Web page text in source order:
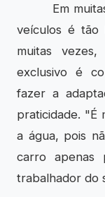
Em
veículos é tão
muitas
exclusivo é
fazer a
praticidade. "É
a água, pois
carro apenas
trabalhador do